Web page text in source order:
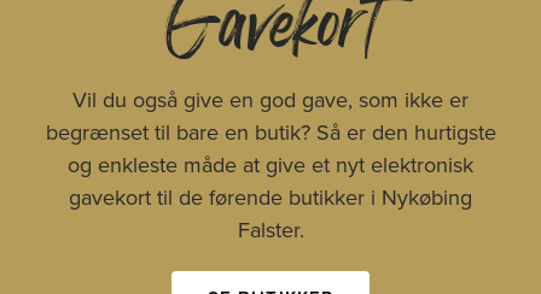
Vil du også give en god gave, som ikke er
begrænset til bare en butik? Så er den hurtigste
og enkleste måde at give et nyt elektronisk
gavekort til de førende butikker i Nykøbing
Falster.